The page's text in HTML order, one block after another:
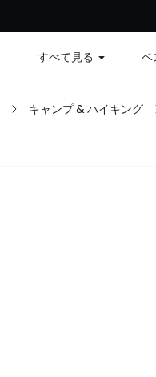
すべて見る ベ
キャンプ & ハイキング